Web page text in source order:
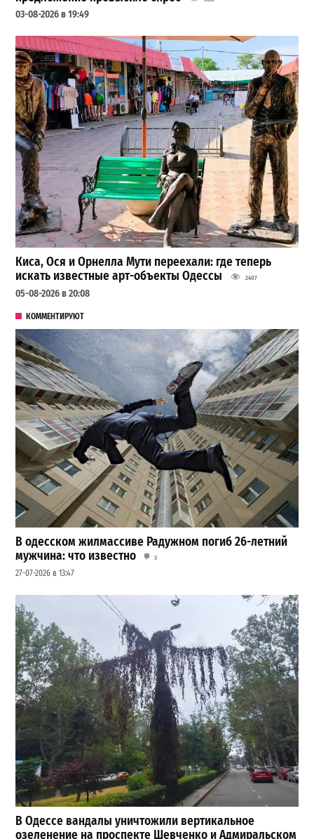
03-08-2026 в 19:49
Киса, Ося и Орнелла Мути переехали: где теперь
искать известные арт-объекты Одессы
2407
05-08-2026 в 20:08
КОММЕНТИРУЮТ
В одесском жилмассиве Радужном погиб 26-летний
мужчина: что известно
3
27-07-2026 в 13:47
В Одессе вандалы уничтожили вертикальное
озеленение на проспекте Шевченко и Адмиральском